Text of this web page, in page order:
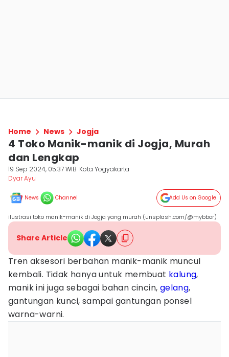
Home News Jogja
4 Toko Manik-manik di Jogja, Murah
dan Lengkap
19 Sep 2024, 05:37 WIB Kota Yogyakarta
Dyar Ayu
News Channel Add Us on Google
ilustrasi toko manik-manik di Jogja yang murah (unsplash.com/@mybbor)
Share Article
Tren aksesori berbahan manik-manik muncul
kembali. Tidak hanya untuk membuat kalung,
manik ini juga sebagai bahan cincin, gelang,
gantungan kunci, sampai gantungan ponsel
warna-warni.